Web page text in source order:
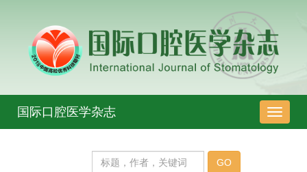
导
航
国际口腔医学杂志